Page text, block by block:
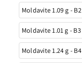
Moldavite 1.09 g - B2
Moldavite 1.01 g - B3
Moldavite 1.24 g - B4